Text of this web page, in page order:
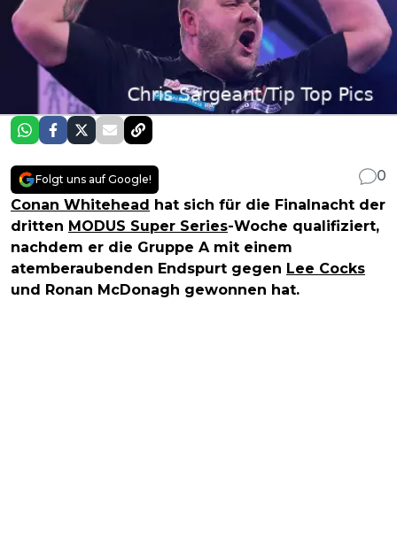
Folgt uns auf Google!
0
Conan Whitehead hat sich für die Finalnacht der
dritten MODUS Super Series-Woche qualifiziert,
nachdem er die Gruppe A mit einem
atemberaubenden Endspurt gegen Lee Cocks
und Ronan McDonagh gewonnen hat.